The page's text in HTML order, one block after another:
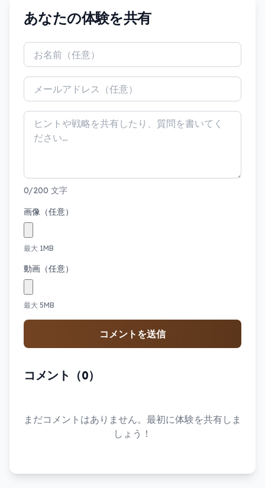
あなたの体験を共有
0/200 文字
画像（任意）
最大 1MB
動画（任意）
最大 5MB
コメントを送信
コメント（0）
まだコメントはありません。最初に体験を共有しま
しょう！